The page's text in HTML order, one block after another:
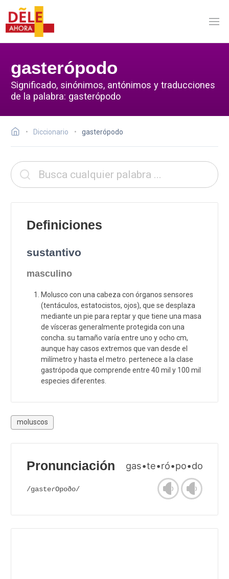
gasterópodo
Significado, sinónimos, antónimos y traducciones
de la palabra: gasterópodo
Diccionario gasterópodo
Definiciones
sustantivo
masculino
Molusco con una cabeza con órganos sensores
(tentáculos, estatocistos, ojos), que se desplaza
mediante un pie para reptar y que tiene una masa
de vísceras generalmente protegida con una
concha. su tamaño varía entre uno y ocho cm,
aunque hay casos extremos que van desde el
milímetro y hasta el metro. pertenece a la clase
gastrópoda que comprende entre 40 mil y 100 mil
especies diferentes.
moluscos
Pronunciación gas•te•ró•po•do
/gasteɾOpoðo/